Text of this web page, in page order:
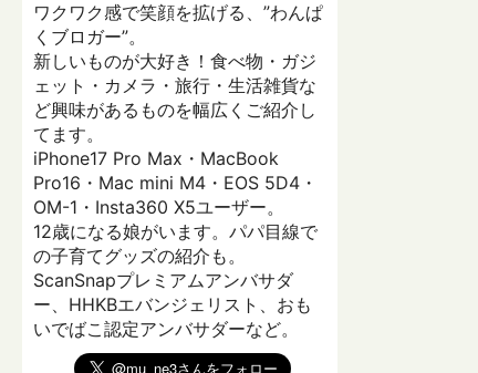
ワクワク感で笑顔を拡げる、”わんぱ
くブロガー”。
新しいものが大好き！食べ物・ガジ
ェット・カメラ・旅行・生活雑貨な
ど興味があるものを幅広くご紹介し
てます。
iPhone17 Pro Max・MacBook
Pro16・Mac mini M4・EOS 5D4・
OM-1・Insta360 X5ユーザー。
12歳になる娘がいます。パパ目線で
の子育てグッズの紹介も。
ScanSnapプレミアムアンバサダ
ー、HHKBエバンジェリスト、おも
いでばこ認定アンバサダーなど。